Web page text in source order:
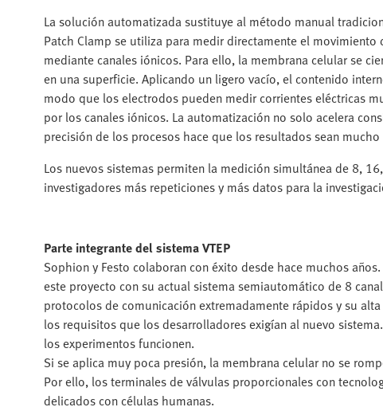
La solución automatizada sustituye al método manual
Patch Clamp se utiliza para medir directamente el
mediante canales iónicos. Para ello, la membrana celular se
en una superficie. Aplicando un ligero vacío, el contenido
modo que los electrodos pueden medir corrientes eléctricas
por los canales iónicos. La automatización no solo acelera
precisión de los procesos hace que los resultados sean
Los nuevos sistemas permiten la medición simultánea de 8,
investigadores más repeticiones y más datos para la
Parte integrante del sistema VTEP
Sophion y Festo colaboran con éxito desde hace muchos
este proyecto con su actual sistema semiautomático de 8
protocolos de comunicación extremadamente rápidos y su
los requisitos que los desarrolladores exigían al nuevo
los experimentos funcionen.
Si se aplica muy poca presión, la membrana celular no se
Por ello, los terminales de válvulas proporcionales con
delicados con células humanas.